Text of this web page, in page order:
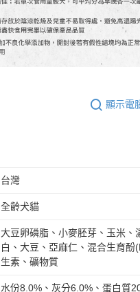
顯示電
台灣
全齡犬貓
大豆卵磷脂、小麥胚芽、玉米、
白、大豆、亞麻仁、混合生育酚
生素、礦物質
水份8.0%、灰分6.0%、蛋白質